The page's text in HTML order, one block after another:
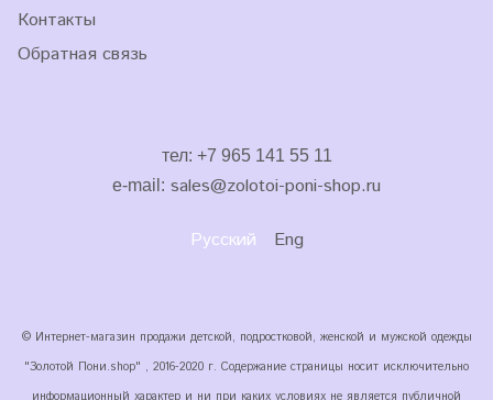
Контакты
Обратная связь
тел: +7 965 141 55 11
e-mail: sales@zolotoi-poni-shop.ru
Русский Eng
© Интернет-магазин продажи детской, подростковой, женской и мужской одежды
"Золотой Пони.shop" , 2016-2020 г. Содержание страницы носит исключительно